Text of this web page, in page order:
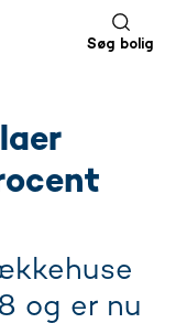
Søg bolig
og er nu